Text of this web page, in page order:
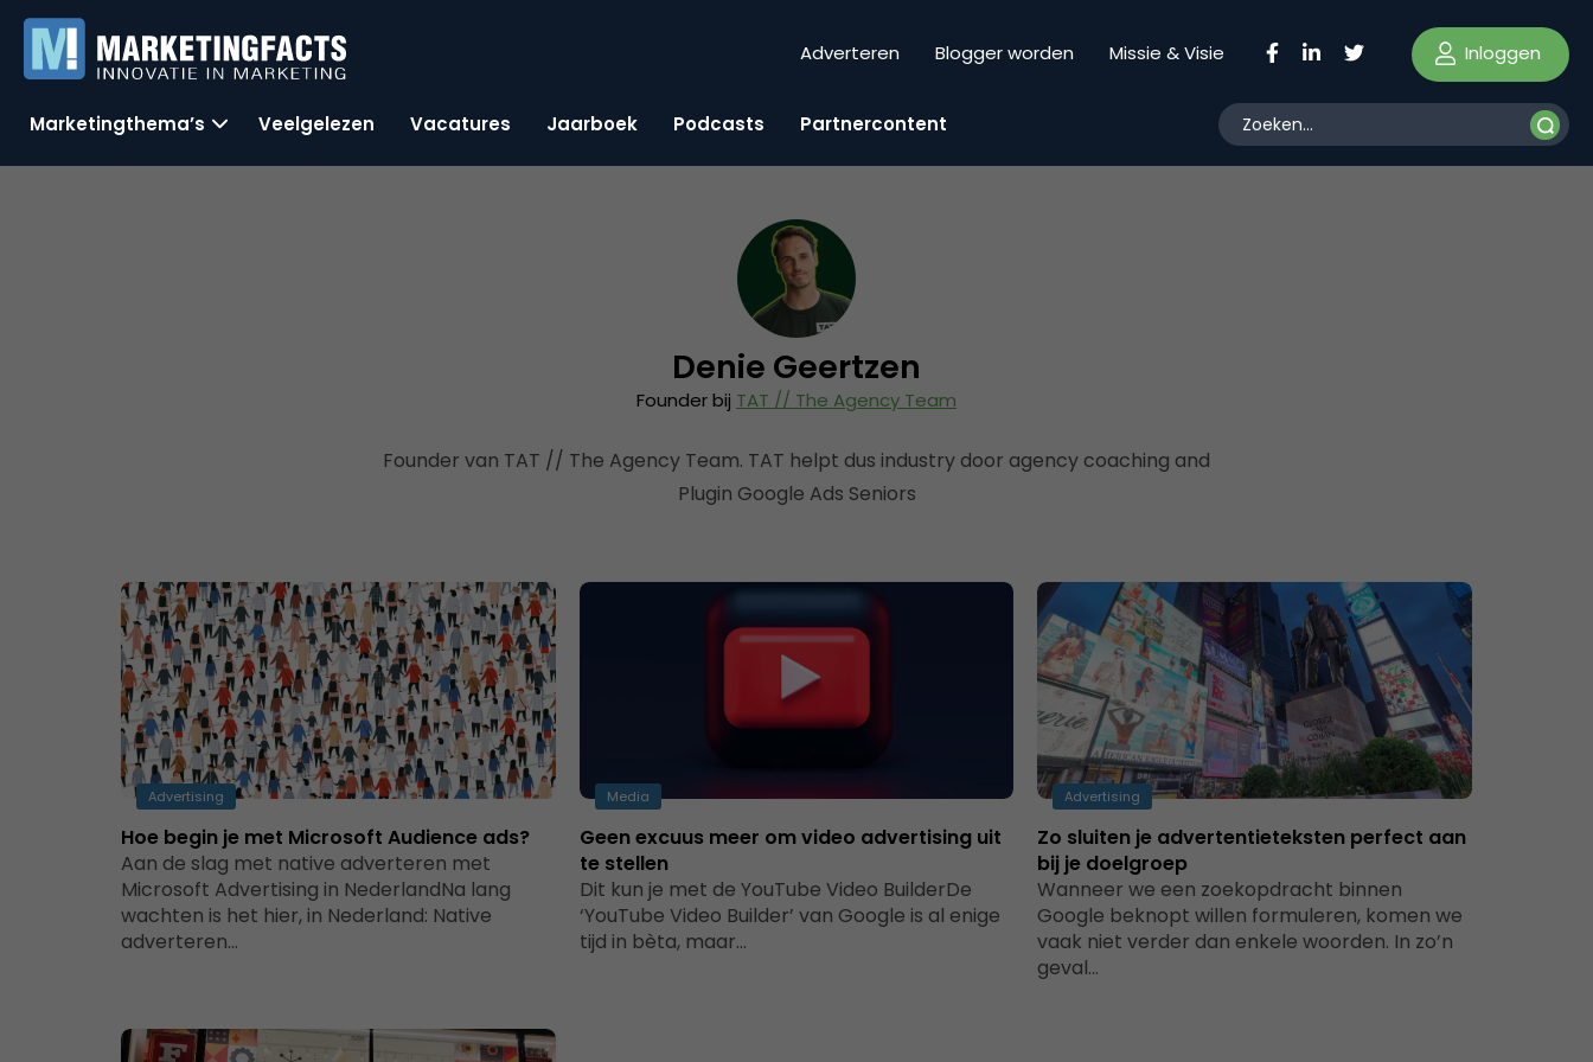
Adverteren Blogger worden Missie & Visie Inloggen
Marketingthema’s Veelgelezen Vacatures Jaarboek Podcasts Partnercontent
Denie Geertzen
Founder bij TAT // The Agency Team
Founder van TAT // The Agency Team. TAT helpt dus industry door agency coaching and
Plugin Google Ads Seniors
Advertising
Hoe begin je met Microsoft Audience ads?
Aan de slag met native adverteren met
Microsoft Advertising in NederlandNa lang
wachten is het hier, in Nederland: Native
adverteren…
Media
Geen excuus meer om video advertising uit
te stellen
Dit kun je met de YouTube Video BuilderDe
‘YouTube Video Builder’ van Google is al enige
tijd in bèta, maar…
Advertising
Zo sluiten je advertentieteksten perfect aan
bij je doelgroep
Wanneer we een zoekopdracht binnen
Google beknopt willen formuleren, komen we
vaak niet verder dan enkele woorden. In zo’n
geval…